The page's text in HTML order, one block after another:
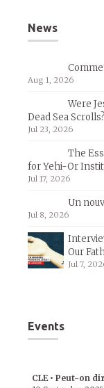
News
Aug 1, 2026
Were
Dead Sea
Jul 23, 2026
The
for Yehi-Or
Jul 17, 2026
Un
Jul 8, 2026
Our
Jul 7,
Events
CLE • Peut-on